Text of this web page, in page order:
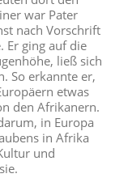
war Pater
nach Vorschrift
Er ging auf die
ließ sich
So erkannte er,
etwas
den Afrikanern.
in Europa
in Afrika
und